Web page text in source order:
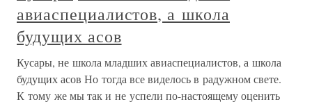
авиаспециалистов, а школа
будущих асов
Кусары, не школа младших авиаспециалистов, а школа
будущих асов Но тогда все виделось в радужном свете.
К тому же мы так и не успели по-настоящему оценить